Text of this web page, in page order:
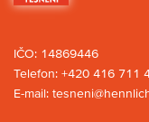
IČO: 14869446
Telefon: +420 416 711
E-mail: